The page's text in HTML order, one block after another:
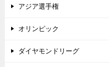
アジア選手権
オリンピック
ダイヤモンドリーグ